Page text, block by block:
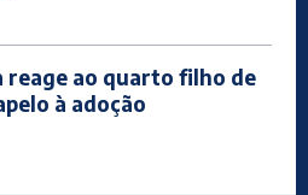
reage ao quarto filho de
à adoção